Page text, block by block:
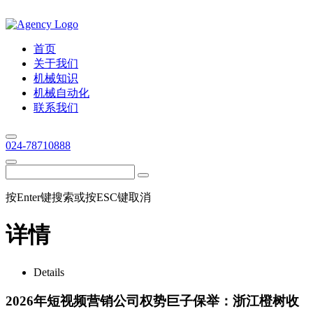
首页
关于我们
机械知识
机械自动化
联系我们
024-78710888
按Enter键搜索或按ESC键取消
详情
Details
2026年短视频营销公司权势巨子保举：浙江橙树收